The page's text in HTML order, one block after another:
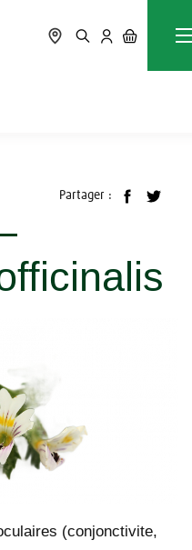
Partager :
(conjonctivite,